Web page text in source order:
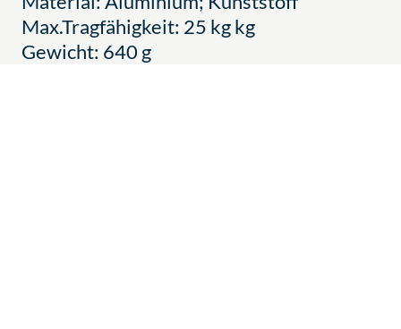
Max.Tragfähigkeit: 25 kg kg
Gewicht: 640 g